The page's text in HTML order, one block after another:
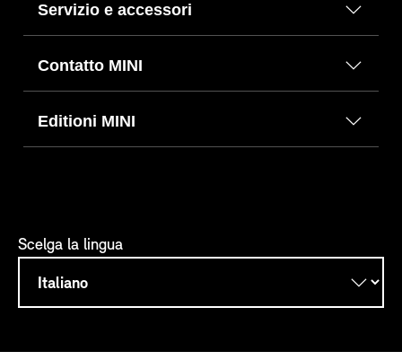
Servizio e accessori
Contatto MINI
Editioni MINI
Scelga la lingua